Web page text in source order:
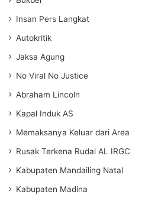
Insan Pers Langkat
Autokritik
Jaksa Agung
No Viral No Justice
Abraham Lincoln
Kapal Induk AS
Memaksanya Keluar dari Area
Rusak Terkena Rudal AL IRGC
Kabupaten Mandailing Natal
Kabupaten Madina